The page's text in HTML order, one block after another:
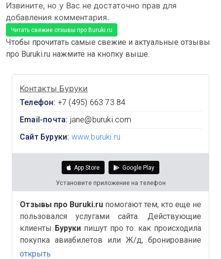
Извините, но у Вас не достаточно прав для
добавления комментария.
Читать свежие отзывы про Buruki.ru
Чтобы прочитать самые свежие и актуальные отзывы
про Buruki.ru нажмите на кнопку выше.
Контакты Буруки
Телефон: +7 (495) 663 73 84
Email-почта: jane@buruki.com
Сайт Буруки: www.buruki.ru
App Store Google Play
Установите приложение на телефон
Отзывы про Buruki.ru помогают тем, кто еще не
пользовался услугами сайта. Действующие
клиенты Бурукипишут про то: как происходила
покупка авиабилетов или Ж/д, бронирование
отелей, быстро ли был оформлен возврат
открыть